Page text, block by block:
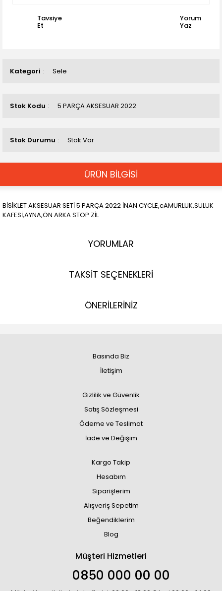
Kategori Sele
Stok Kodu 5 PARÇA AKSESUAR 2022
Stok Durumu Stok Var
Tavsiye
Et
Yorum
Yaz
ÜRÜN BİLGİSİ
BİSİKLET AKSESUAR SETİ 5 PARÇA 2022 İNAN CYCLE,cAMURLUK,SULUK
KAFESİ,AYNA,ÖN ARKA STOP ZİL
YORUMLAR
TAKSİT SEÇENEKLERİ
ÖNERİLERİNİZ
Basında Biz
İletişim
Gizlilik ve Güvenlik
Satış Sözleşmesi
Ödeme ve Teslimat
İade ve Değişim
Kargo Takip
Hesabım
Siparişlerim
Alışveriş Sepetim
Beğendiklerim
Blog
Müşteri Hizmetleri
0850 000 00 00